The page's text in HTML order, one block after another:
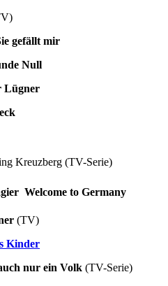
gefällt mir
Null
Lügner
Kreuzberg (TV-Serie)
 Welcome to Germany
(TV)
Kinder
nur ein Volk (TV-Serie)